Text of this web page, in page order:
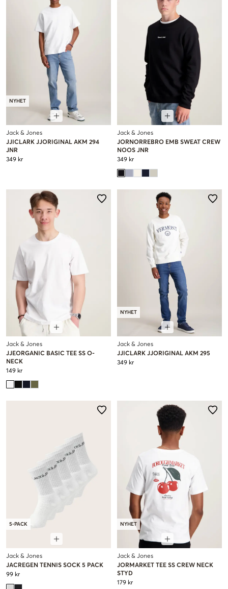
NYHET
Jack & Jones
JJICLARK JJORIGINAL AKM 294
JNR
349 kr
Jack & Jones
JORNORREBRO EMB SWEAT CREW
NOOS JNR
349 kr
Jack & Jones
JJEORGANIC BASIC TEE SS O-
NECK
149 kr
NYHET
Jack & Jones
JJICLARK JJORIGINAL AKM 295
349 kr
5-PACK
Jack & Jones
JACREGEN TENNIS SOCK 5 PACK
99 kr
NYHET
Jack & Jones
JORMARKET TEE SS CREW NECK
STYD
179 kr